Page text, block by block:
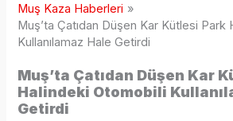
Muş Kaza Haberleri
Muş’ta Çatıdan Düşen Kar Kütlesi
Kullanılamaz Hale Getirdi
Muş’ta Çatıdan Düşen Kar
Halindeki Otomobili
Getirdi